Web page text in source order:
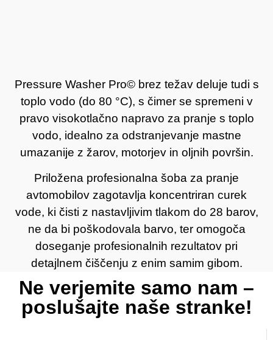
Pressure Washer Pro© brez težav deluje tudi s
toplo vodo (do 80 °C), s čimer se spremeni v
pravo visokotlačno napravo za pranje s toplo
vodo, idealno za odstranjevanje mastne
umazanije z žarov, motorjev in oljnih površin.
Priložena profesionalna šoba za pranje
avtomobilov zagotavlja koncentriran curek
vode, ki čisti z nastavljivim tlakom do 28 barov,
ne da bi poškodovala barvo, ter omogoča
doseganje profesionalnih rezultatov pri
detajlnem čiščenju z enim samim gibom.
Ne verjemite samo nam –
poslušajte naše stranke!